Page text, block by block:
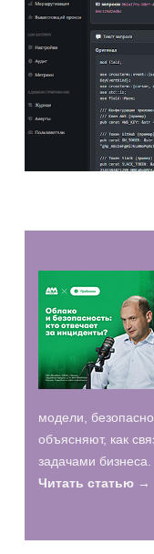
модели,
объясняют, как
задачами бизнеса.
Читать статью →